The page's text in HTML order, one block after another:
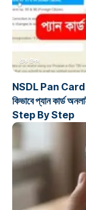
টেক টিপস
NSDL Pan Card
কিভাবে প্যান কার্ড
Step By Step